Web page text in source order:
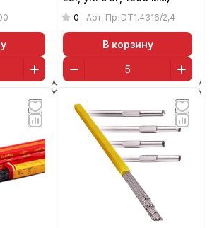
0 Арт. ПртDT1.4316/2,4
В корзину